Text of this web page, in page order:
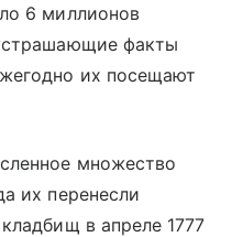
6 миллионов
факты
их посещают
множество
их перенесли
в апреле 1777